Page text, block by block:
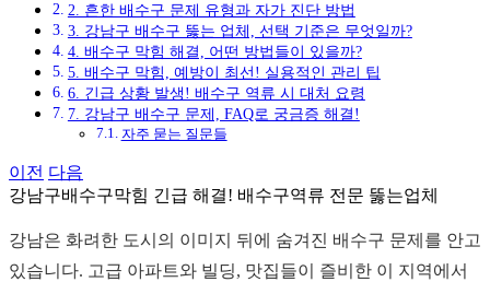
2. 흔한 배수구 문제 유형과 자가 진단 방법
3. 강남구 배수구 뚫는 업체, 선택 기준은 무엇일까?
4. 배수구 막힘 해결, 어떤 방법들이 있을까?
5. 배수구 막힘, 예방이 최선! 실용적인 관리 팁
6. 긴급 상황 발생! 배수구 역류 시 대처 요령
7. 강남구 배수구 문제, FAQ로 궁금증 해결!
자주 묻는 질문들
이전 다음
강남구배수구막힘 긴급 해결! 배수구역류 전문 뚫는업체
강남은 화려한 도시의 이미지 뒤에 숨겨진 배수구 문제를 안고
있습니다. 고급 아파트와 빌딩, 맛집들이 즐비한 이 지역에서